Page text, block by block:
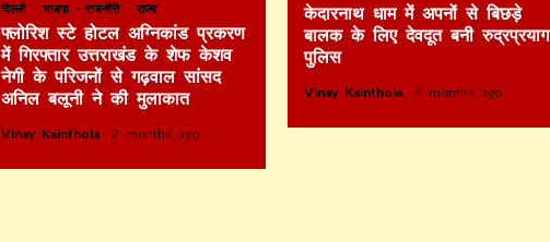
दिल्ली
भाजपा राजनीति राज्य
फ्लोरिश स्टे होटल अग्निकांड प्रकरण
में गिरफ्तार उत्तराखंड के शेफ केशव
नेगी के परिजनों से गढ़वाल सांसद
अनिल बलूनी ने की मुलाकात
Vinay Kainthola 2 months ago
केदारनाथ धाम में अपनों से बिछड़े
बालक के लिए देवदूत बनी रुद्रप्रयाग
पुलिस
Vinay Kainthola 4 months ago